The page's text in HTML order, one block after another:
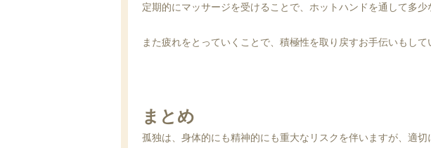
定期的にマッサージを受けることで、ホットハンドを通して多少
また疲れをとっていくことで、積極性を取り戻すお手伝いもして
まとめ
孤独は、身体的にも精神的にも重大なリスクを伴いますが、適